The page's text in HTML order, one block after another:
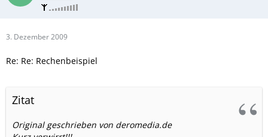
3. Dezember 2009
Re: Re: Rechenbeispiel
Zitat
Original geschrieben von deromedia.de